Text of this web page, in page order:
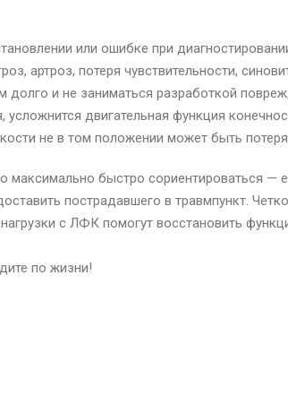
или ошибке при
артроз, потеря чувствительности,
долго и не заниматься разработкой
усложнится двигательная функция
не в том положении может быть
максимально быстро сориентироваться —
пострадавшего в травмпункт.
с ЛФК помогут восстановить
по жизни!